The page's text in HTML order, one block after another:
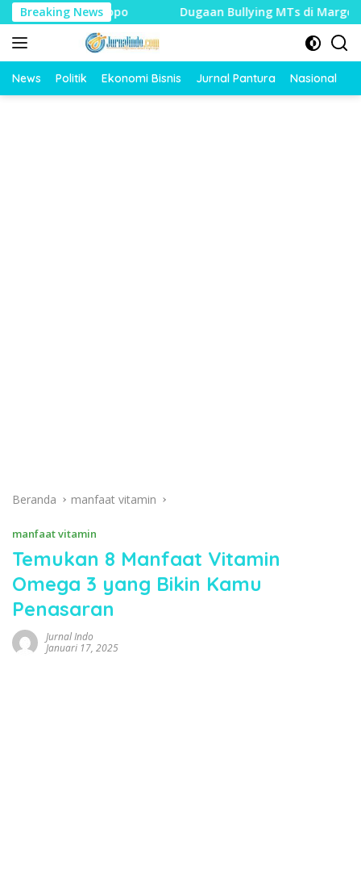
Langsung
ke
konten
Breaking News Dugaan Bullying MTs di Margorejo Diusut
News Politik Ekonomi Bisnis Jurnal Pantura Nasional
Beranda manfaat vitamin
manfaat vitamin
Temukan 8 Manfaat Vitamin
Omega 3 yang Bikin Kamu
Penasaran
Jurnal Indo
Januari 17, 2025